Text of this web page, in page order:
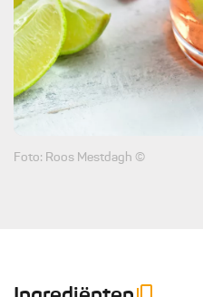
Foto: Roos Mestdagh ©